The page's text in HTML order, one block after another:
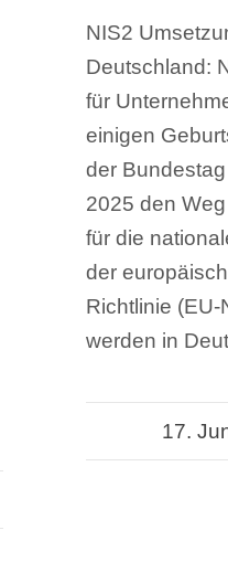
NIS2
Deutschland:
für
einigen
der
2025 den
für die
der
Richtlinie (EU-
werden in
17.